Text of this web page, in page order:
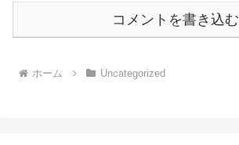
コメントを書き込む
ホーム Uncategorized